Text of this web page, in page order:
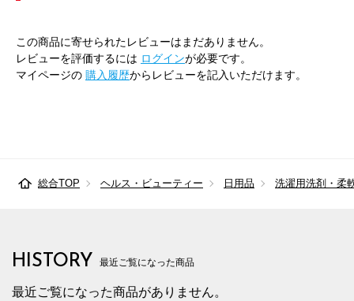
この商品に寄せられたレビューはまだありません。
レビューを評価するには ログインが必要です。
マイページの 購入履歴からレビューを記入いただけます。
総合TOP ヘルス・ビューティー 日用品 洗濯用洗剤・柔
HISTORY 最近ご覧になった商品
最近ご覧になった商品がありません。